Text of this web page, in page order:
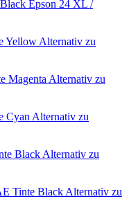
Epson 24 XL /
Alternativ zu
Alternativ zu
Alternativ zu
Alternativ zu
Alternativ zu